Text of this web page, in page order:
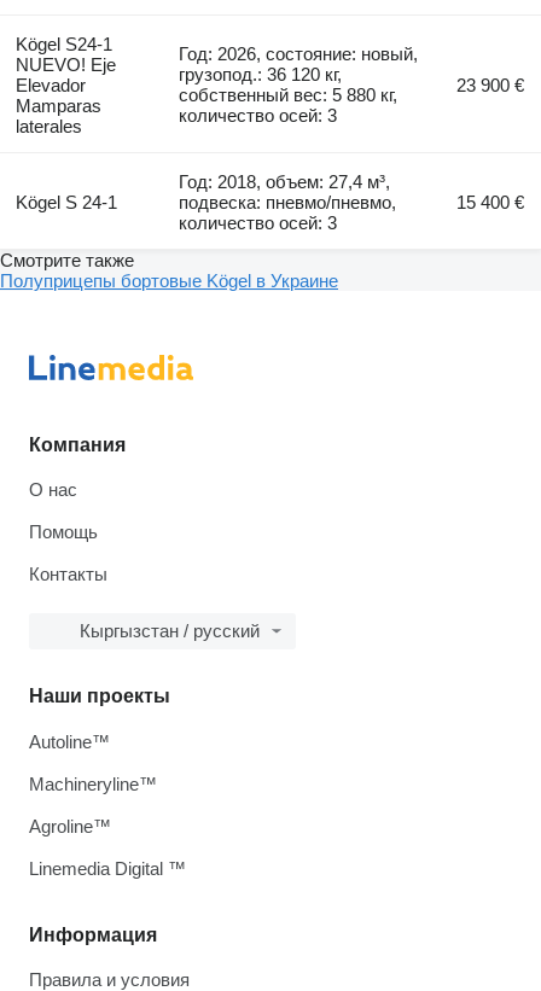
Kögel S24-1
NUEVO! Eje
Elevador
Mamparas
laterales
Год: 2026, состояние: новый,
грузопод.: 36 120 кг,
собственный вес: 5 880 кг,
количество осей: 3
23 900 €
Kögel S 24-1
Год: 2018, объем: 27,4 м³,
подвеска: пневмо/пневмо,
количество осей: 3
15 400 €
Смотрите также
Полуприцепы бортовые Kögel в Украине
Компания
О нас
Помощь
Контакты
Кыргызстан / русский
Информация
Правила и условия
Наши проекты
Autoline™
Machineryline™
Agroline™
Linemedia Digital ™